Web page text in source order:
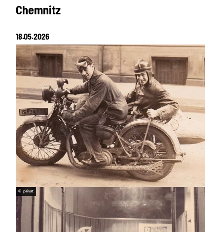
Chemnitz
18.05.2026
© privat